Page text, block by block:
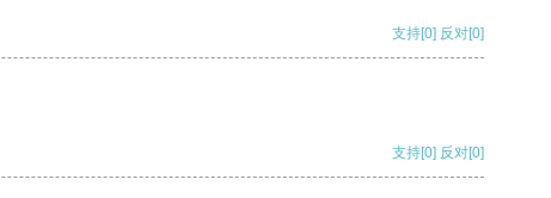
支持[0] 反对[0]
支持[0] 反对[0]